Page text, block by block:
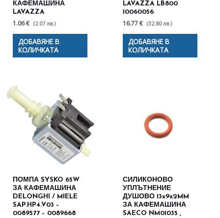
КАФЕМАШИНА
LAVAZZA
1.06 € (2.07 лв.)
ДОБАВЯНЕ В
КОЛИЧКАТА
LAVAZZA LB800
10060056
16.77 € (32.80 лв.)
ДОБАВЯНЕ В
КОЛИЧКАТА
ПОМПА SYSKO 65W
ЗА КАФЕМАШИНА
DELONGHI / MIELE
SAP.HP4.V03 –
0089577 – 0089668
СИЛИКОНОВО
УПЛЪТНЕНИЕ
ДУШОВО 13x9x2MM
ЗА КАФЕМАШИНА
SAECO NM01035 ,